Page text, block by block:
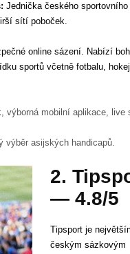
Jednička českého
sítí poboček.
online sázení. Nabízí
sportů včetně fotbalu,
výborná mobilní aplikace, live
výběr asijských handicapů.
2.
— 4.8/5
Tipsport je
českým sázkovým